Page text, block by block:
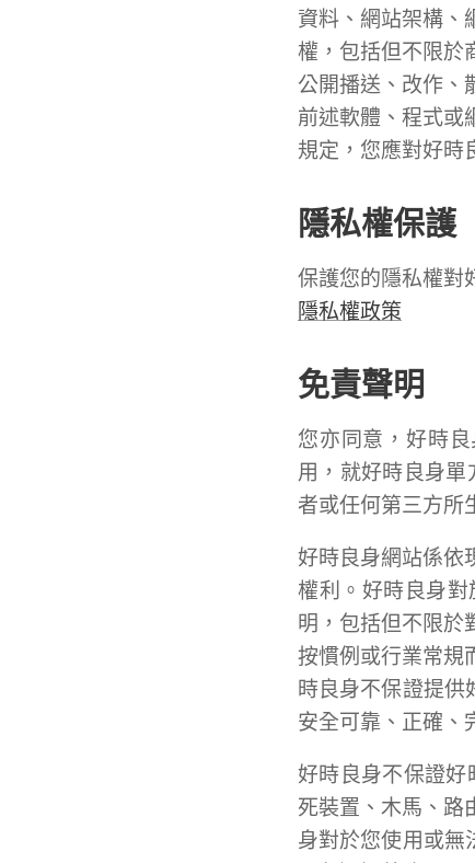
資料、網站架構、
權，包括但不限於
公開播送、改作、
前述軟體、程式或
規定，您應對好時
隱私權保護
保護您的隱私權對
隱私權政策
免責聲明
您亦同意，好時
用，就好時良身
者或任何第三方所
好時良身網站係依
權利。好時良身
明，包括但不限於
按慣例或行業常規
時良身不保證提供
安全可靠、正確、
好時良身不保證
死裝置、木馬、路
身對於您使用或